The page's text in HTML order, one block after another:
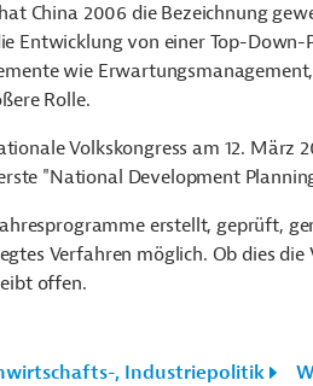
China 2006 die Bezeichnung
Entwicklung von einer Top-
wie
Rolle.
Volkskongress am 12. März
"National Development
erstellt, geprüft,
Verfahren möglich. Ob dies die
offen.
, Industriepolitik